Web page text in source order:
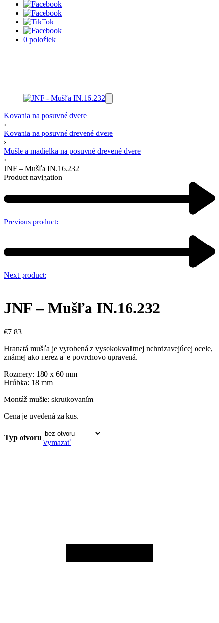
0 položiek
Kovania na posuvné dvere
›
Kovania na posuvné drevené dvere
›
Mušle a madielka na posuvné drevené dvere
›
JNF – Mušľa IN.16.232
Product navigation
Previous product:
Next product:
JNF – Mušľa IN.16.232
€7.83
Hranatá mušľa je vyrobená z vysokokvalitnej nehrdzavejúcej ocele,
známej ako nerez a je povrchovo upravená.
Rozmery: 180 x 60 mm
Hrúbka: 18 mm
Montáž mušle: skrutkovaním
Cena je uvedená za kus.
Typ otvoru
Vymazať